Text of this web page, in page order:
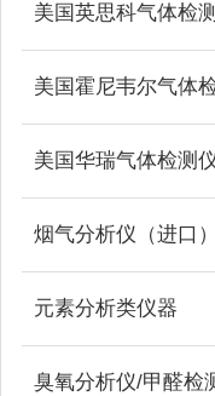
美国英思科气体检
美国华瑞气体检测
烟气分析仪（进口）
元素分析类仪器
臭氧分析仪/甲醛检